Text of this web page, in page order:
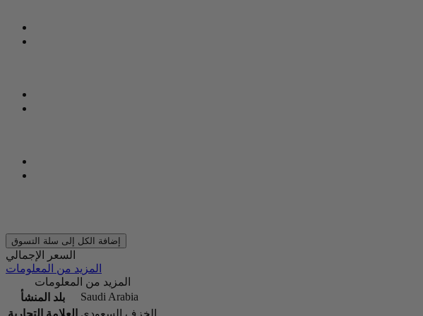
إضافة الكل إلى سلة التسوق
السعر الإجمالي
المزيد من المعلومات
المزيد من المعلومات
بلد المنشأ
Saudi Arabia
العلامة التجارية
الخزف السعودي